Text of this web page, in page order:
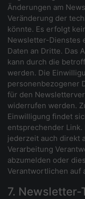
Änderungen am
Veränderung der
könnte. Es erfolgt
Newsletter-Dienstes
Daten an Dritte. Das
kann durch die
werden. Die
personenbezogener
für den
widerrufen werden.
Einwilligung findet
entsprechender
jederzeit auch direkt
Verarbeitung
abzumelden oder
Verantwortlichen auf
7. Newsletter-